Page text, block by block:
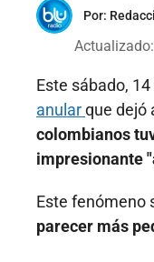
Por:
Este sábado,
anularque dejó
colombianos
impresionante
Este fenómeno
parecer más